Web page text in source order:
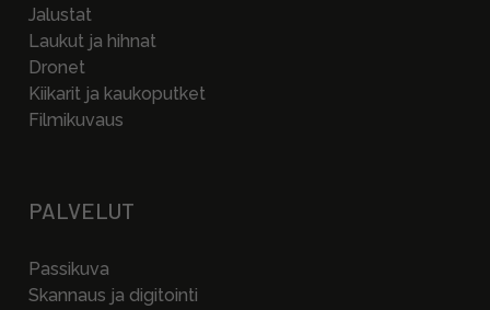
Jalustat
Laukut ja hihnat
Dronet
Kiikarit ja kaukoputket
Filmikuvaus
PALVELUT
Passikuva
Skannaus ja digitointi